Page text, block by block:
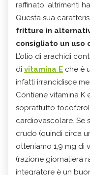
raffinato, altrimenti
Questa sua
fritture in
consigliato un uso
L’olio di arachidi
di vitamina E che è
infatti irrancidisce
Contiene vitamina K
soprattutto
cardiovascolare. Se
crudo (quindi circa
otteniamo 1,9 mg di
(razione giornaliera
integratore è un